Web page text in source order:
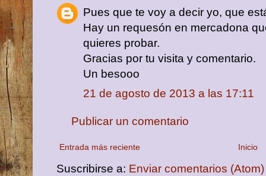
Pues que te voy a decir yo, que
Hay un requesón en mercadona
quieres probar.
Gracias por tu visita y comentario.
Un besooo
21 de agosto de 2013 a las 17:11
Publicar un comentario
Entrada más reciente Inicio
Suscribirse a: Enviar comentarios (Atom)